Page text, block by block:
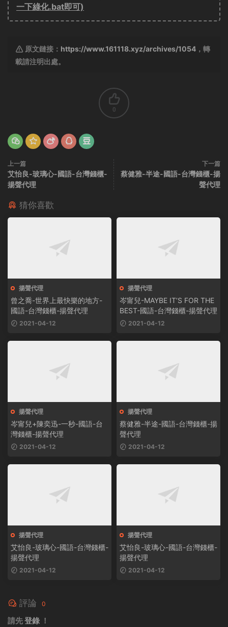
一下綠化.bat即可)
原文鏈接： https://www.161118.xyz/archives/1054 ，轉
載請注明出處。
0
上一篇
艾怡良-玻璃心-國語-台灣錢櫃-
揚聲代理
下一篇
蔡健雅-半途-國語-台灣錢櫃-揚
聲代理
猜你喜歡
揚聲代理
曾之喬-世界上最快樂的地方-
國語-台灣錢櫃-揚聲代理
2021-04-12
揚聲代理
岑甯兒-MAYBE IT’S FOR THE
BEST-國語-台灣錢櫃-揚聲代理
2021-04-12
揚聲代理
岑甯兒+陳奕迅-一秒-國語-台
灣錢櫃-揚聲代理
2021-04-12
揚聲代理
蔡健雅-半途-國語-台灣錢櫃-揚
聲代理
2021-04-12
揚聲代理
艾怡良-玻璃心-國語-台灣錢櫃-
揚聲代理
2021-04-12
揚聲代理
艾怡良-玻璃心-國語-台灣錢櫃-
揚聲代理
2021-04-12
評論 0
請先登錄 ！